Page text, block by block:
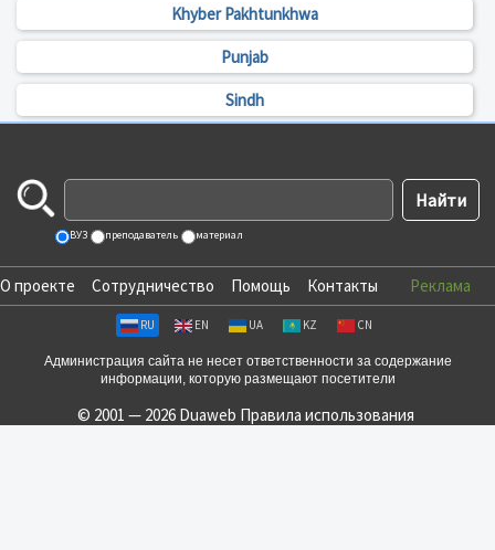
Khyber Pakhtunkhwa
Punjab
Sindh
ВУЗ преподаватель материал
О проекте Сотрудничество Помощь Контакты Реклама
RU EN UA KZ CN
Администрация сайта не несет ответственности за содержание
информации, которую размещают посетители
© 2001 — 2026 Duaweb Правила использования